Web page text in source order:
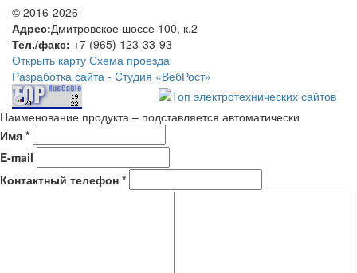
© 2016-2026
Адрес:Дмитровское шоссе 100, к.2
Тел./факс: +7 (965) 123-33-93
Открыть карту Схема проезда
Разработка сайта - Студия «ВебРост»
Наименование продукта – подставляется автоматически
Имя *
E-mail
Контактный телефон *